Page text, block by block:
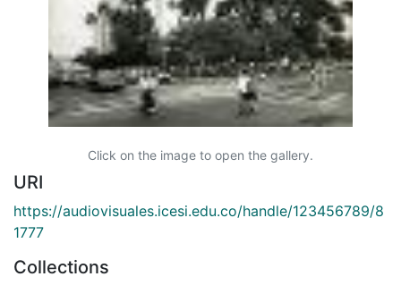
Click on the image to open the gallery.
URI
https://audiovisuales.icesi.edu.co/handle/123456789/8
1777
Collections